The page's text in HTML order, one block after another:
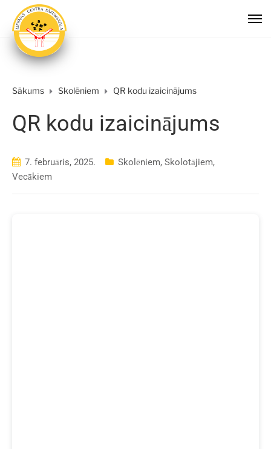
Sākums Skolēniem QR kodu izaicinājums
QR kodu izaicinājums
7. februāris, 2025. Skolēniem, Skolotājiem,
Vecākiem